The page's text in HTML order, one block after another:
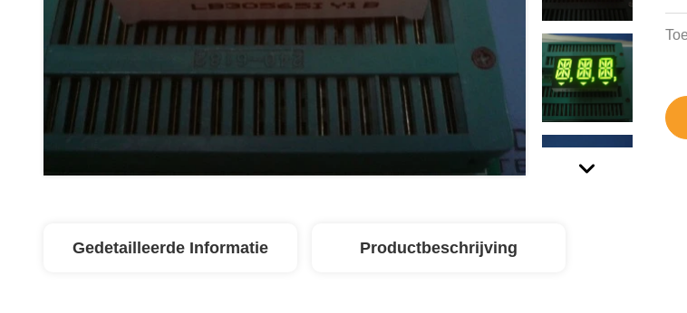
Gedetailleerde Informatie Productbeschrijving